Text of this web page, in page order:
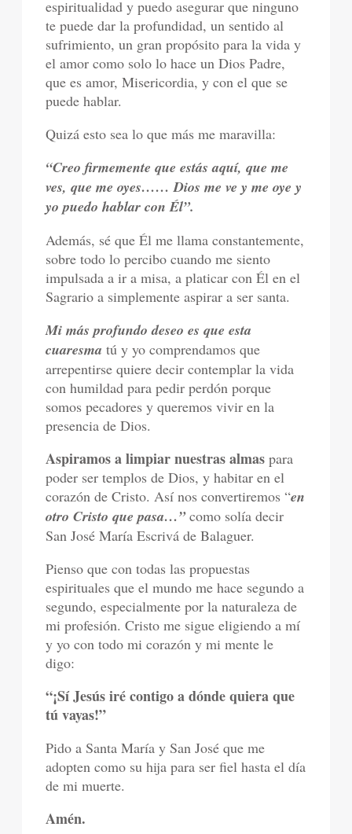
espiritualidad y puedo asegurar que ninguno
te puede dar la profundidad, un sentido al
sufrimiento, un gran propósito para la vida y
el amor como solo lo hace un Dios Padre,
que es amor, Misericordia, y con el que se
puede hablar.
Quizá esto sea lo que más me maravilla:
“Creo firmemente que estás aquí, que me
ves, que me oyes…… Dios me ve y me oye y
yo puedo hablar con Él”.
Además, sé que Él me llama constantemente,
sobre todo lo percibo cuando me siento
impulsada a ir a misa, a platicar con Él en el
Sagrario a simplemente aspirar a ser santa.
Mi más profundo deseo es que esta
cuaresma tú y yo comprendamos que
arrepentirse quiere decir contemplar la vida
con humildad para pedir perdón porque
somos pecadores y queremos vivir en la
presencia de Dios.
Aspiramos a limpiar nuestras almas para
poder ser templos de Dios, y habitar en el
corazón de Cristo. Así nos convertiremos “en
otro Cristo que pasa…” como solía decir
San José María Escrivá de Balaguer.
Pienso que con todas las propuestas
espirituales que el mundo me hace segundo a
segundo, especialmente por la naturaleza de
mi profesión. Cristo me sigue eligiendo a mí
y yo con todo mi corazón y mi mente le
digo:
“¡Sí Jesús iré contigo a dónde quiera que
tú vayas!”
Pido a Santa María y San José que me
adopten como su hija para ser fiel hasta el día
de mi muerte.
Amén.